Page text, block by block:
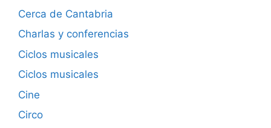
Cerca de Cantabria
Charlas y conferencias
Ciclos musicales
Ciclos musicales
Cine
Circo